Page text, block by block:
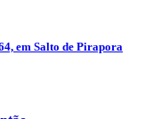
em Salto de Pirapora